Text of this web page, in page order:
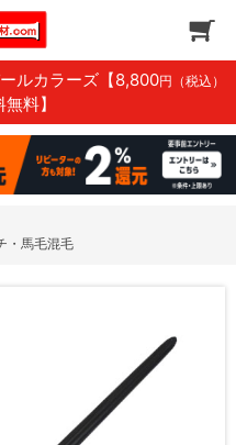
ルカラーズ 【8,800円（税込）
料】
・馬毛混毛